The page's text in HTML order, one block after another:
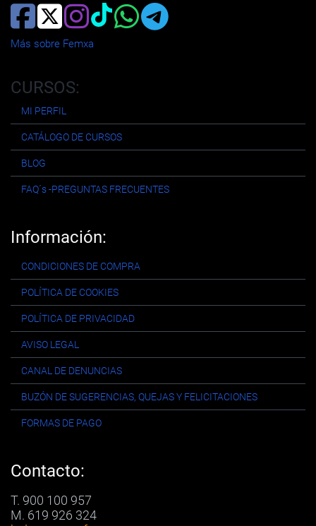
Más sobre Femxa
CURSOS:
MI PERFIL
CATÁLOGO DE CURSOS
BLOG
FAQ´s -PREGUNTAS FRECUENTES
Información:
CONDICIONES DE COMPRA
POLÍTICA DE COOKIES
POLÍTICA DE PRIVACIDAD
AVISO LEGAL
CANAL DE DENUNCIAS
BUZÓN DE SUGERENCIAS, QUEJAS Y FELICITACIONES
FORMAS DE PAGO
Contacto:
T. 900 100 957
M. 619 926 324